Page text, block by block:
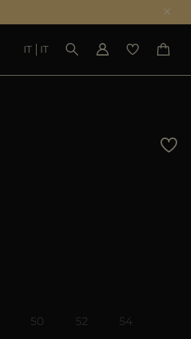
VEDI RISULTATI
IT IT
50 52
54